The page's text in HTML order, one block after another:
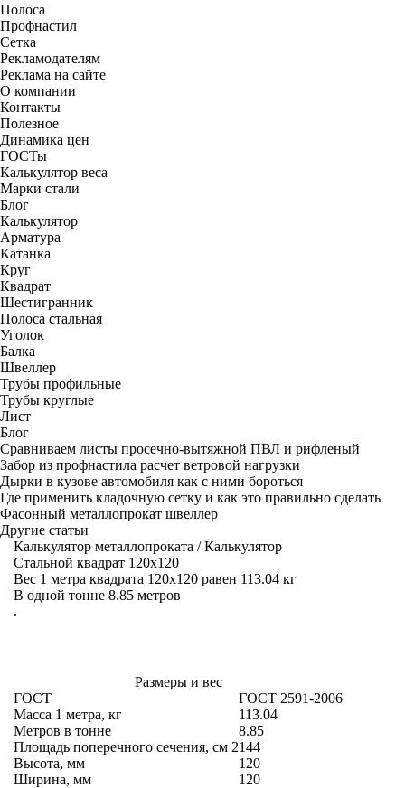
Полоса
Профнастил
Сетка
Рекламодателям
Реклама на сайте
О компании
Контакты
Полезное
Динамика цен
ГОСТы
Калькулятор веса
Марки стали
Блог
Калькулятор
Арматура
Катанка
Круг
Квадрат
Шестигранник
Полоса стальная
Уголок
Балка
Швеллер
Трубы профильные
Трубы круглые
Лист
Блог
Сравниваем листы просечно-вытяжной ПВЛ и рифленый
Забор из профнастила расчет ветровой нагрузки
Дырки в кузове автомобиля как с ними бороться
Где применить кладочную сетку и как это правильно сделать
Фасонный металлопрокат швеллер
Другие статьи
Калькулятор металлопроката /Калькулятор
Стальной квадрат 120х120
Вес 1 метра квадрата 120х120 равен 113.04 кг
В одной тонне 8.85 метров
.
Размеры и вес
ГОСТ
ГОСТ 2591-2006
Масса 1 метра, кг
113.04
Метров в тонне
8.85
Площадь поперечного сечения, см 2144
Высота, мм
120
Ширина, мм
120